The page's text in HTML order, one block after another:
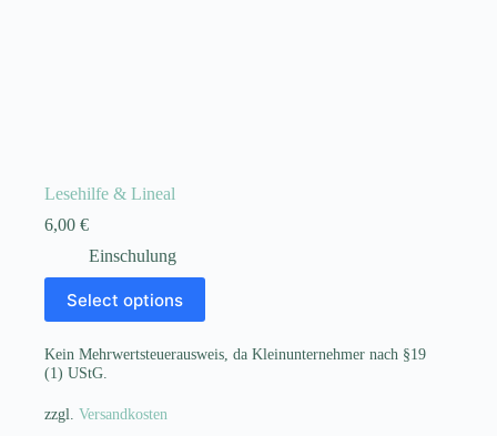
Lesehilfe & Lineal
6,00 €
Einschulung
Select options
Kein Mehrwertsteuerausweis, da Kleinunternehmer nach §19
(1) UStG.
zzgl. Versandkosten